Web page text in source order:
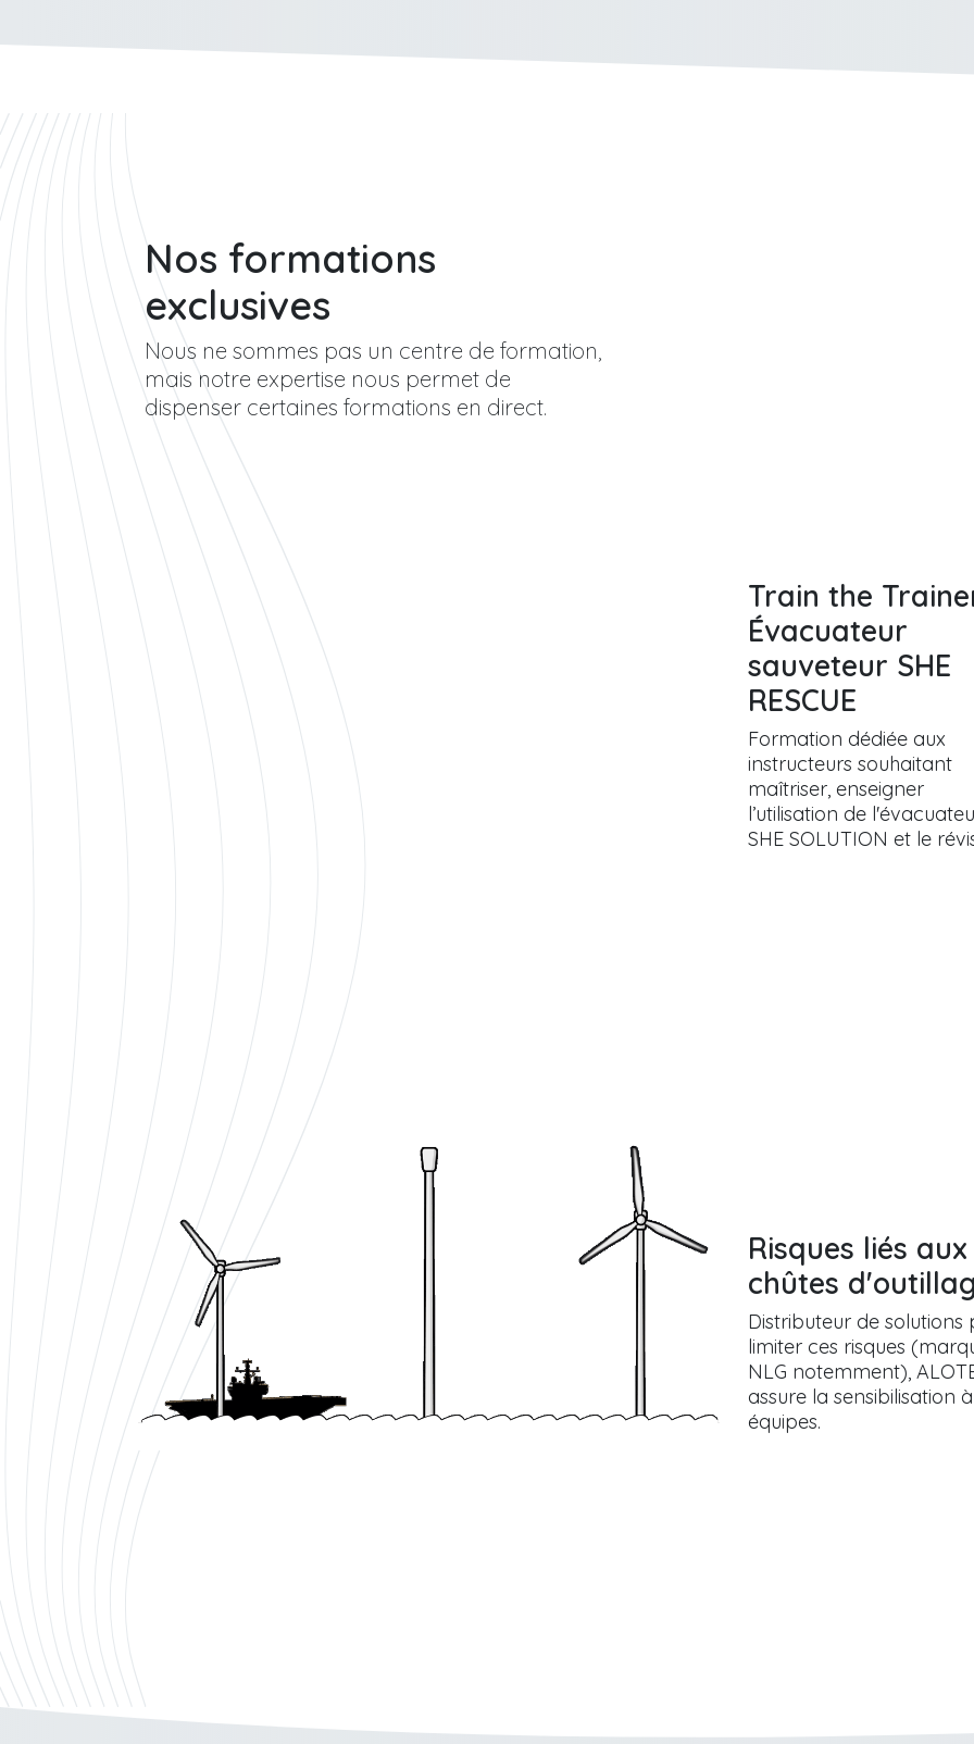
Nos formations
exclusives
Nous ne sommes pas un centre de formation,
mais notre expertise nous permet de
dispenser certaines formations en direct.
Train the
Évacuateur
sauveteur SHE
RESCUE
Formation dédiée aux
instructeurs souhaitant
maîtriser, enseigner
l’utilisation de
SHE SOLUTION et le
Risques liés aux
chûtes
Distributeur de solutions
limiter ces risques
NLG notemment),
assure la sensibilisation
équipes.